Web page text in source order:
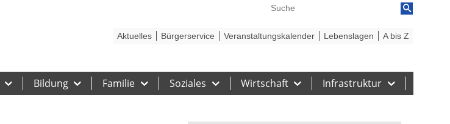
Bildung Familie Soziales Wirtschaft Infrastruktur
Aktuelles Bürgerservice Veranstaltungskalender Lebenslagen A bis Z